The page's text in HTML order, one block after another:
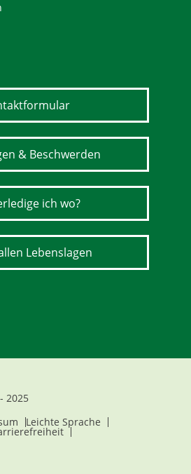
& Beschwerden
ich wo?
Lebenslagen
2025
Leichte Sprache